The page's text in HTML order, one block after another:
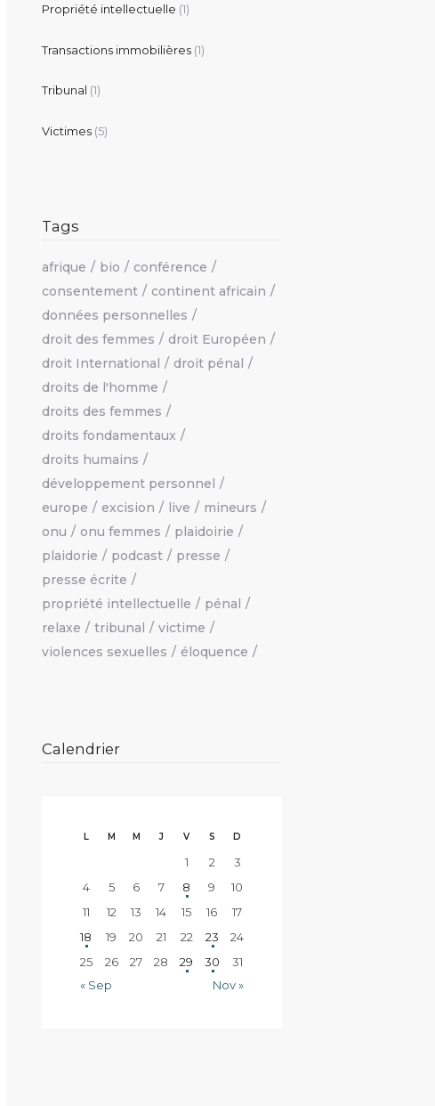
Propriété intellectuelle (1)
Transactions immobilières (1)
Tribunal (1)
Victimes (5)
Tags
afrique bio
conférence
consentement
continent africain
données personnelles
droit des femmes
droit Européen
droit International
droit pénal
droits de l'homme
droits des femmes
droits fondamentaux
droits humains
développement personnel
europe
excision live
mineurs
onu
onu femmes
plaidoirie
plaidorie
podcast
presse
presse écrite
propriété intellectuelle
pénal
relaxe
tribunal
victime
violences sexuelles
éloquence
Calendrier
L M M J V S D
1 2
3
4
5 6 7 8 9
10
11
12 13 14 15 16
17
18
19 20 21 22 23
24
25
26 27 28 29 30
31
« Sep
Nov »